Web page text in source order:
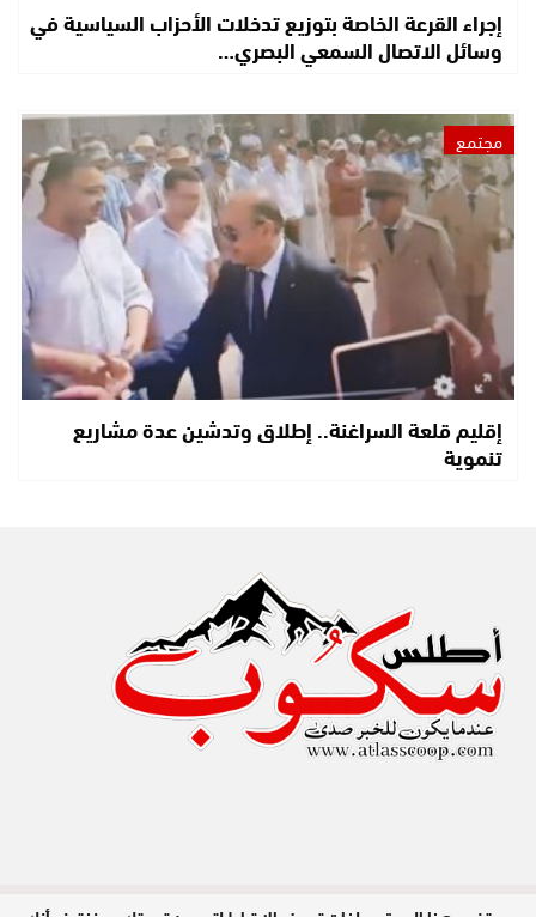
إجراء القرعة الخاصة بتوزيع تدخلات الأحزاب السياسية في
وسائل الاتصال السمعي البصري…
مجتمع
إقليم قلعة السراغنة.. إطلاق وتدشين عدة مشاريع
تنموية